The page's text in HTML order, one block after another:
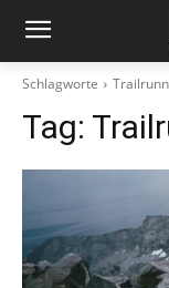
Schlagworte
Tag: